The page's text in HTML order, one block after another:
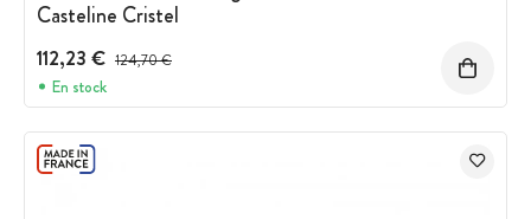
Casteline Cristel
112,23 € Prix avant réduction :
124,70 €
En stock